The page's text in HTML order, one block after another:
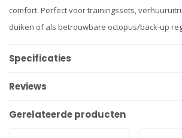
comfort. Perfect voor trainingssets,
duiken of als betrouwbare octopus/back-up
Specificaties
Reviews
Gerelateerde producten